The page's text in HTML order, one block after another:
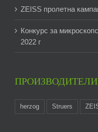
ZEISS пролетна
Конкурс за
2022 г
ПРОИЗВОДИТЕЛИ
herzog Struers